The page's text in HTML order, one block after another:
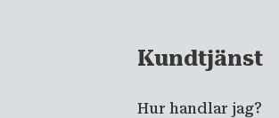
Kundtjänst
Hur handlar jag?